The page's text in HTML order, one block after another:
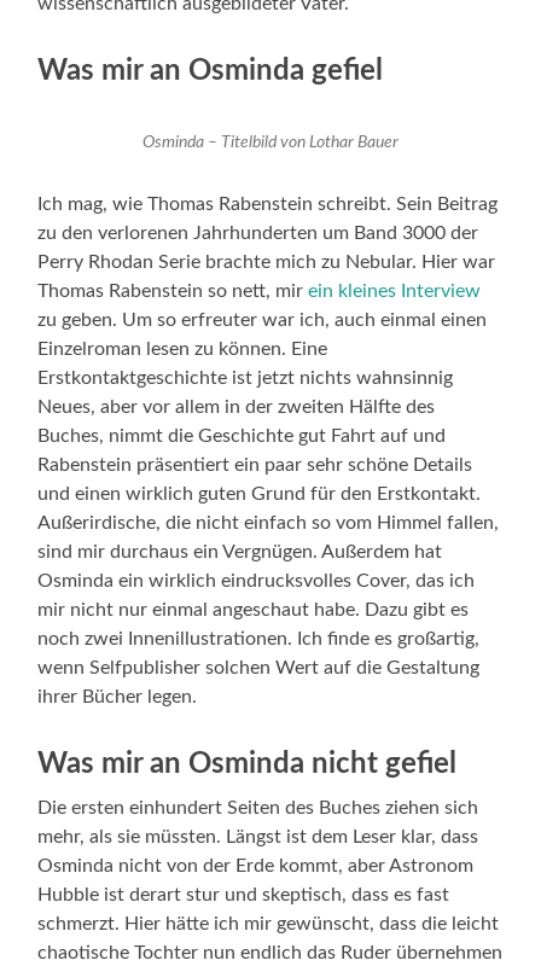
wissenschaftlich ausgebildeter Vater.
Was mir an Osminda gefiel
Osminda – Titelbild von Lothar Bauer
Ich mag, wie Thomas Rabenstein schreibt. Sein Beitrag
zu den verlorenen Jahrhunderten um Band 3000 der
Perry Rhodan Serie brachte mich zu Nebular. Hier war
Thomas Rabenstein so nett, mirein kleines Interview
zu geben. Um so erfreuter war ich, auch einmal einen
Einzelroman lesen zu können. Eine
Erstkontaktgeschichte ist jetzt nichts wahnsinnig
Neues, aber vor allem in der zweiten Hälfte des
Buches, nimmt die Geschichte gut Fahrt auf und
Rabenstein präsentiert ein paar sehr schöne Details
und einen wirklich guten Grund für den Erstkontakt.
Außerirdische, die nicht einfach so vom Himmel fallen,
sind mir durchaus ein Vergnügen. Außerdem hat
Osminda ein wirklich eindrucksvolles Cover, das ich
mir nicht nur einmal angeschaut habe. Dazu gibt es
noch zwei Innenillustrationen. Ich finde es großartig,
wenn Selfpublisher solchen Wert auf die Gestaltung
ihrer Bücher legen.
Was mir an Osminda nicht gefiel
Die ersten einhundert Seiten des Buches ziehen sich
mehr, als sie müssten. Längst ist dem Leser klar, dass
Osminda nicht von der Erde kommt, aber Astronom
Hubble ist derart stur und skeptisch, dass es fast
schmerzt. Hier hätte ich mir gewünscht, dass die leicht
chaotische Tochter nun endlich das Ruder übernehmen